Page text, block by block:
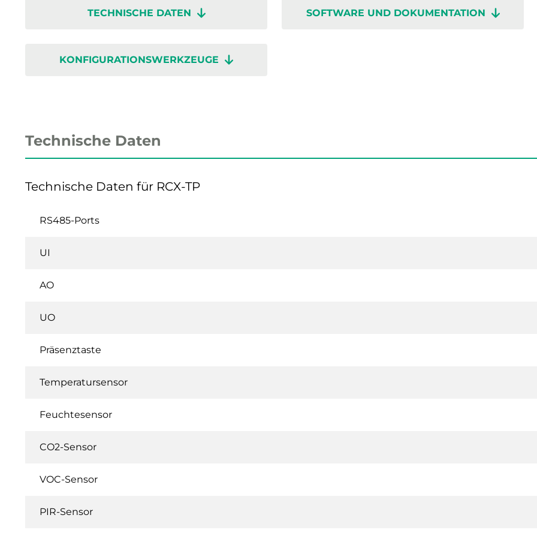
Wartung zu
TECHNISCHE DATEN SOFTWARE UND DOKUMENTATION
KONFIGURATIONSWERKZEUGE
Technische Daten
Technische Daten für RCX-TP
RS485-Ports
UI
AO
UO
Präsenztaste
Temperatursensor
Feuchtesensor
CO2-Sensor
VOC-Sensor
PIR-Sensor